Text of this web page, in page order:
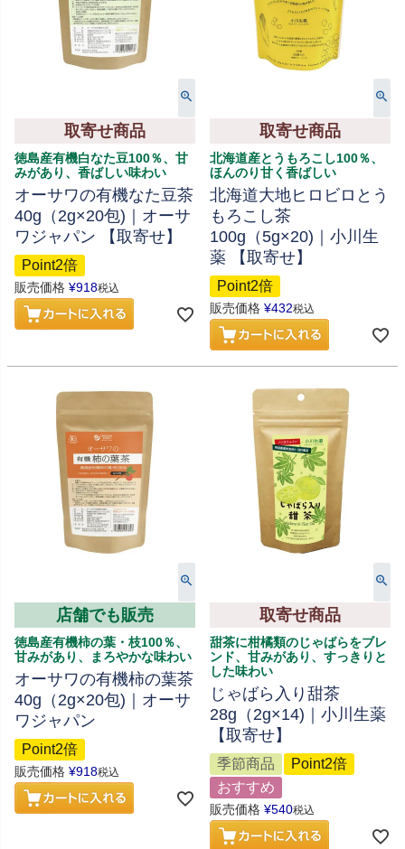
取寄せ商品
徳島産有機白なた豆100％、甘
みがあり、香ばしい味わい
オーサワの有機なた豆茶
40g（2g×20包)｜オーサ
ワジャパン 【取寄せ】
Point2倍
販売価格 ¥918税込
取寄せ商品
北海道産とうもろこし100％、
ほんのり甘く香ばしい
北海道大地ヒロビロとう
もろこし茶
100g（5g×20)｜小川生
薬 【取寄せ】
Point2倍
販売価格 ¥432税込
店舗でも販売
徳島産有機柿の葉・枝100％、
甘みがあり、まろやかな味わい
オーサワの有機柿の葉茶
40g（2g×20包)｜オーサ
ワジャパン
Point2倍
販売価格 ¥918税込
取寄せ商品
甜茶に柑橘類のじゃばらをブレ
ンド、甘みがあり、すっきりと
した味わい
じゃばら入り甜茶
28g（2g×14)｜小川生薬
【取寄せ】
季節商品
Point2倍
おすすめ
販売価格 ¥540税込